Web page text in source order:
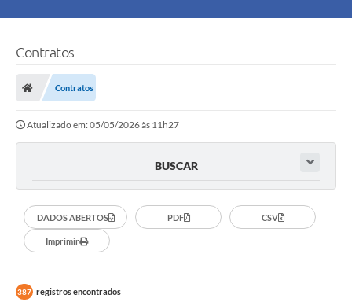
Contratos
Contratos
Atualizado em: 05/05/2026 às 11h27
BUSCAR
DADOS ABERTOS PDF CSV
Imprimir
387 registros encontrados